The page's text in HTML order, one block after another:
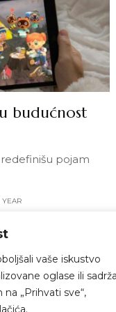
vaše iskustvo
oglase ili
na „Prihvati sve“,
budućnost
pojam
YEAR